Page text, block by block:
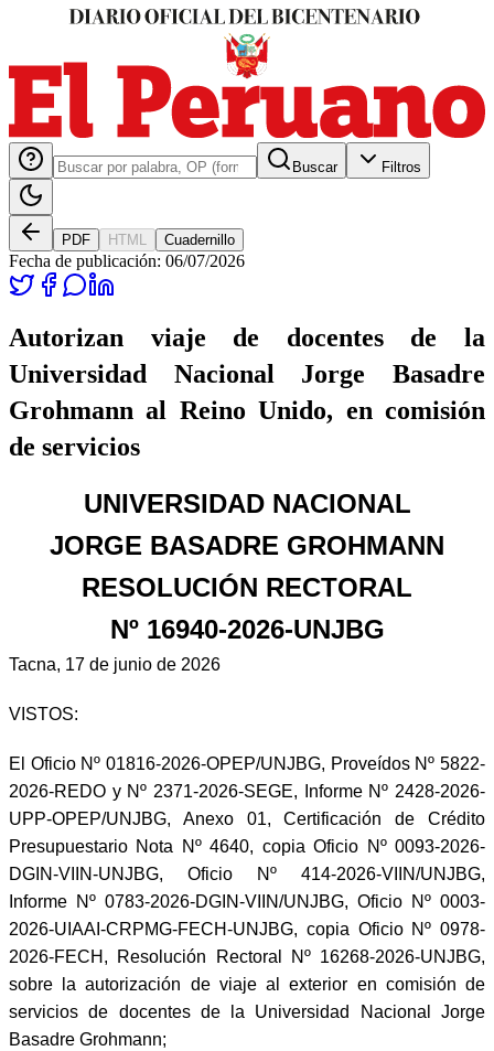
Buscar Filtros
PDF HTML Cuadernillo
Fecha de publicación: 06/07/2026
Autorizan viaje de docentes de la
Universidad Nacional Jorge Basadre
Grohmann al Reino Unido, en comisión
de servicios
UNIVERSIDAD NACIONAL
JORGE BASADRE GROHMANN
RESOLUCIÓN RECTORAL
Nº 16940-2026-UNJBG
Tacna, 17 de junio de 2026
VISTOS:
El Oficio Nº 01816-2026-OPEP/UNJBG, Proveídos Nº 5822-
2026-REDO y Nº 2371-2026-SEGE, Informe Nº 2428-2026-
UPP-OPEP/UNJBG, Anexo 01, Certificación de Crédito
Presupuestario Nota Nº 4640, copia Oficio Nº 0093-2026-
DGIN-VIIN-UNJBG, Oficio Nº 414-2026-VIIN/UNJBG,
Informe Nº 0783-2026-DGIN-VIIN/UNJBG, Oficio Nº 0003-
2026-UIAAI-CRPMG-FECH-UNJBG, copia Oficio Nº 0978-
2026-FECH, Resolución Rectoral Nº 16268-2026-UNJBG,
sobre la autorización de viaje al exterior en comisión de
servicios de docentes de la Universidad Nacional Jorge
Basadre Grohmann;